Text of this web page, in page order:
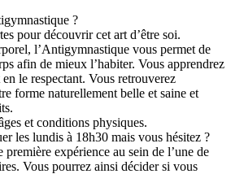
?
pour découvrir cet art d’être soi.
l’Antigymnastique vous permet de
afin de mieux l’habiter. Vous apprendrez
le respectant. Vous retrouverez
forme naturellement belle et saine et
et conditions physiques.
les lundis à 18h30 mais vous hésitez ?
expérience au sein de l’une de
Vous pourrez ainsi décider si vous